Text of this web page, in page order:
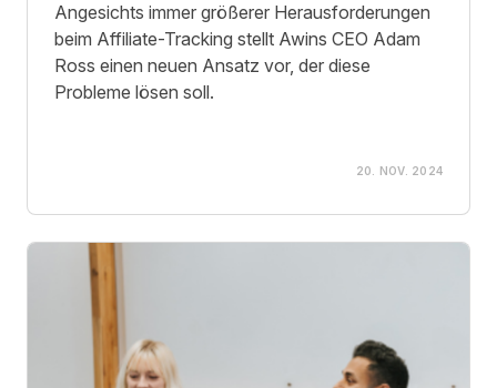
Angesichts immer größerer Herausforderungen
beim Affiliate-Tracking stellt Awins CEO Adam
Ross einen neuen Ansatz vor, der diese
Probleme lösen soll.
20. NOV. 2024